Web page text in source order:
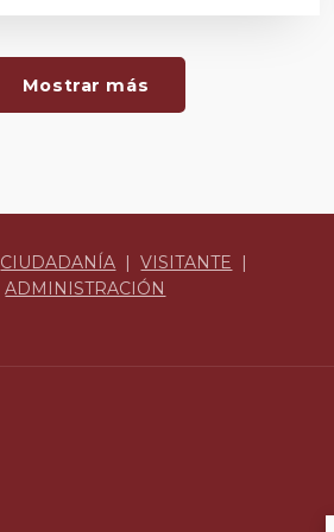
Mostrar más
CIUDADANÍA |VISITANTE |
ADMINISTRACIÓN